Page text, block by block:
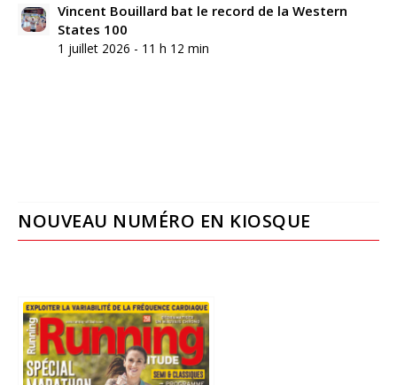
Vincent Bouillard bat le record de la Western
States 100
1 juillet 2026 - 11 h 12 min
NOUVEAU NUMÉRO EN KIOSQUE